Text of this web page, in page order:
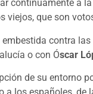
continuamente a
viejos, que son
contra
o con Óscar
de su entorno